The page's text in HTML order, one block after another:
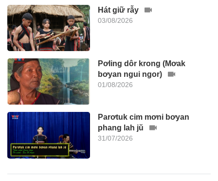
Hát giữ rẫy
03/08/2026
Pơling dôr krong (Mơak
bơyan ngui ngor)
01/08/2026
Parơtuk cim mơni bơyan
phang lah jŭ
31/07/2026